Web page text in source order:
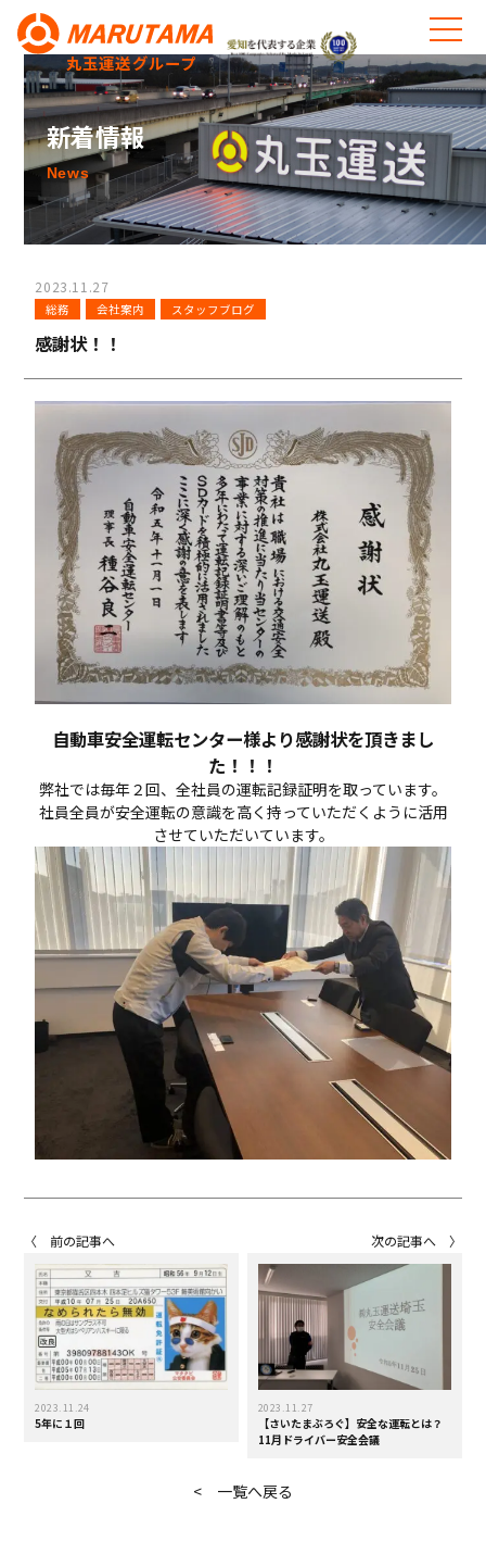
丸玉運送グループ
新着情報
News
2023.11.27
総務 会社案内 スタッフブログ
感謝状！！
自動車安全運転センター様より感謝状を頂きまし
た！！！
弊社では毎年２回、全社員の運転記録証明を取っています。
社員全員が安全運転の意識を高く持っていただくように活用
させていただいています。
〈 前の記事へ
2023.11.24
5年に１回
次の記事へ 〉
2023.11.27
【さいたまぶろぐ】安全な運転とは？
11月ドライバー安全会議
< 一覧へ戻る